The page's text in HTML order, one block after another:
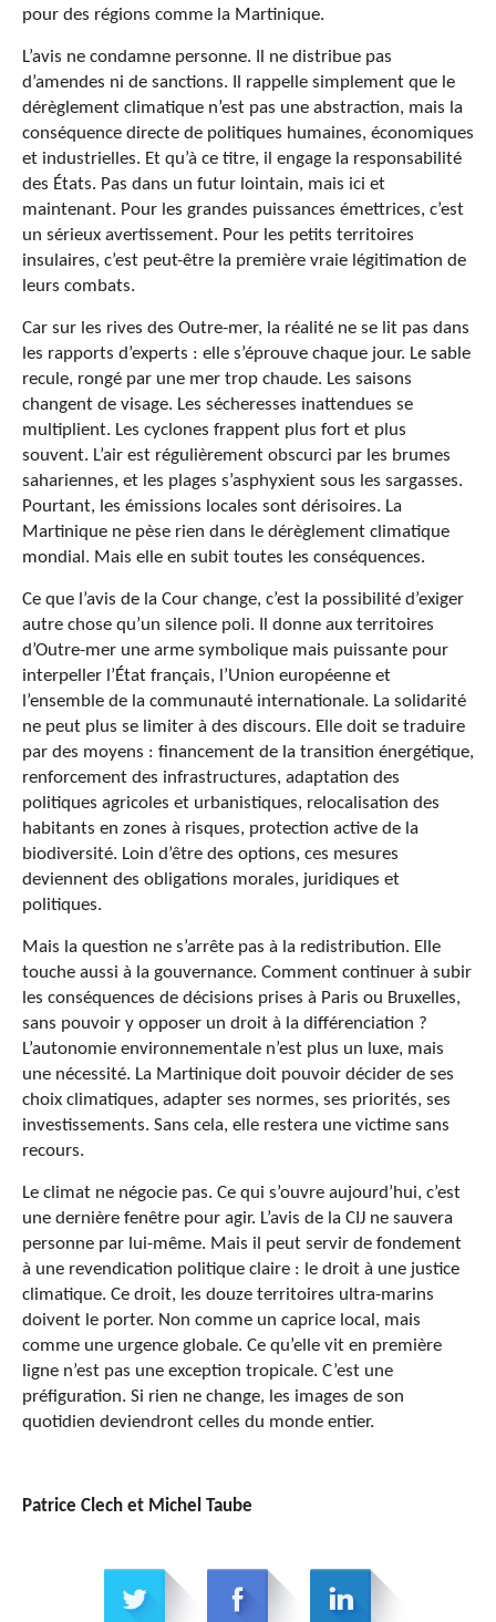
pour des régions comme la Martinique.
L’avis ne condamne personne. Il ne distribue pas
d’amendes ni de sanctions. Il rappelle simplement que le
dérèglement climatique n’est pas une abstraction, mais la
conséquence directe de politiques humaines, économiques
et industrielles. Et qu’à ce titre, il engage la responsabilité
des États. Pas dans un futur lointain, mais ici et
maintenant. Pour les grandes puissances émettrices, c’est
un sérieux avertissement. Pour les petits territoires
insulaires, c’est peut-être la première vraie légitimation de
leurs combats.
Car sur les rives des Outre-mer, la réalité ne se lit pas dans
les rapports d’experts : elle s’éprouve chaque jour. Le sable
recule, rongé par une mer trop chaude. Les saisons
changent de visage. Les sécheresses inattendues se
multiplient. Les cyclones frappent plus fort et plus
souvent. L’air est régulièrement obscurci par les brumes
sahariennes, et les plages s’asphyxient sous les sargasses.
Pourtant, les émissions locales sont dérisoires. La
Martinique ne pèse rien dans le dérèglement climatique
mondial. Mais elle en subit toutes les conséquences.
Ce que l’avis de la Cour change, c’est la possibilité d’exiger
autre chose qu’un silence poli. Il donne aux territoires
d’Outre-mer une arme symbolique mais puissante pour
interpeller l’État français, l’Union européenne et
l’ensemble de la communauté internationale. La solidarité
ne peut plus se limiter à des discours. Elle doit se traduire
par des moyens : financement de la transition énergétique,
renforcement des infrastructures, adaptation des
politiques agricoles et urbanistiques, relocalisation des
habitants en zones à risques, protection active de la
biodiversité. Loin d’être des options, ces mesures
deviennent des obligations morales, juridiques et
politiques.
Mais la question ne s’arrête pas à la redistribution. Elle
touche aussi à la gouvernance. Comment continuer à subir
les conséquences de décisions prises à Paris ou Bruxelles,
sans pouvoir y opposer un droit à la différenciation ?
L’autonomie environnementale n’est plus un luxe, mais
une nécessité. La Martinique doit pouvoir décider de ses
choix climatiques, adapter ses normes, ses priorités, ses
investissements. Sans cela, elle restera une victime sans
recours.
Le climat ne négocie pas. Ce qui s’ouvre aujourd’hui, c’est
une dernière fenêtre pour agir. L’avis de la CIJ ne sauvera
personne par lui-même. Mais il peut servir de fondement
à une revendication politique claire : le droit à une justice
climatique. Ce droit, les douze territoires ultra-marins
doivent le porter. Non comme un caprice local, mais
comme une urgence globale. Ce qu’elle vit en première
ligne n’est pas une exception tropicale. C’est une
préfiguration. Si rien ne change, les images de son
quotidien deviendront celles du monde entier.
Patrice Clech et Michel Taube